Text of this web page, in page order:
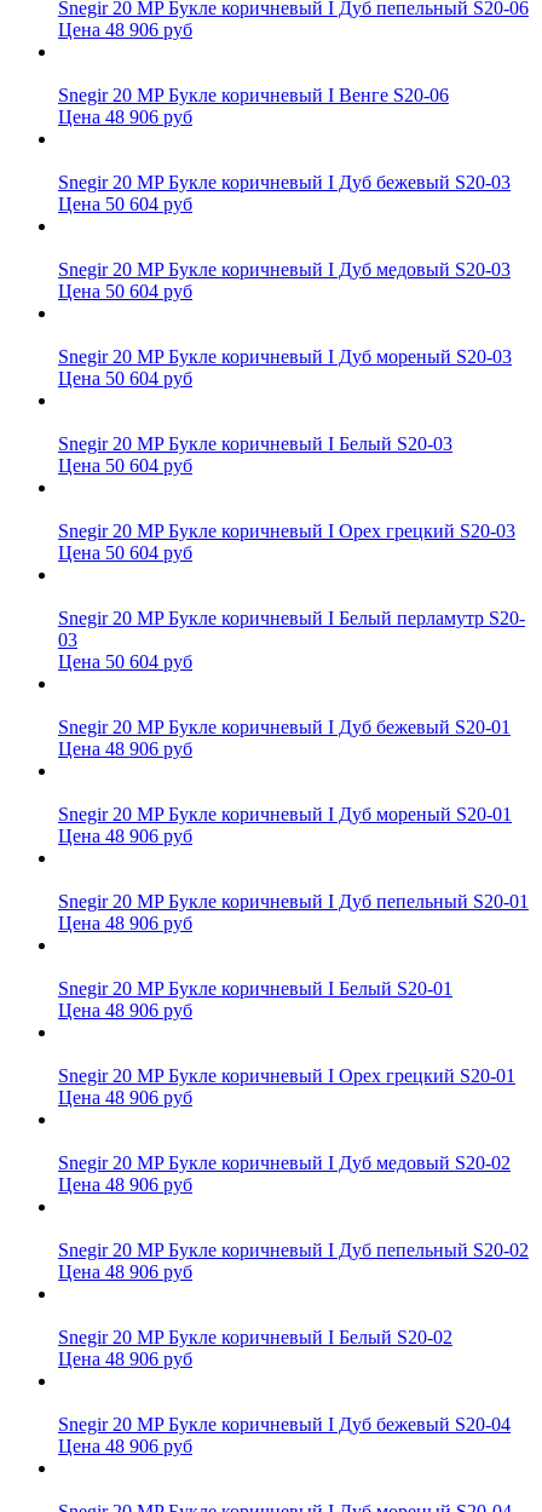
Snegir 20 MP Букле коричневый I Дуб пепельный S20-06
Цена 48 906 руб
Snegir 20 MP Букле коричневый I Венге S20-06
Цена 48 906 руб
Snegir 20 MP Букле коричневый I Дуб бежевый S20-03
Цена 50 604 руб
Snegir 20 MP Букле коричневый I Дуб медовый S20-03
Цена 50 604 руб
Snegir 20 MP Букле коричневый I Дуб мореный S20-03
Цена 50 604 руб
Snegir 20 MP Букле коричневый I Белый S20-03
Цена 50 604 руб
Snegir 20 MP Букле коричневый I Орех грецкий S20-03
Цена 50 604 руб
Snegir 20 MP Букле коричневый I Белый перламутр S20-
03
Цена 50 604 руб
Snegir 20 MP Букле коричневый I Дуб бежевый S20-01
Цена 48 906 руб
Snegir 20 MP Букле коричневый I Дуб мореный S20-01
Цена 48 906 руб
Snegir 20 MP Букле коричневый I Дуб пепельный S20-01
Цена 48 906 руб
Snegir 20 MP Букле коричневый I Белый S20-01
Цена 48 906 руб
Snegir 20 MP Букле коричневый I Орех грецкий S20-01
Цена 48 906 руб
Snegir 20 MP Букле коричневый I Дуб медовый S20-02
Цена 48 906 руб
Snegir 20 MP Букле коричневый I Дуб пепельный S20-02
Цена 48 906 руб
Snegir 20 MP Букле коричневый I Белый S20-02
Цена 48 906 руб
Snegir 20 MP Букле коричневый I Дуб бежевый S20-04
Цена 48 906 руб